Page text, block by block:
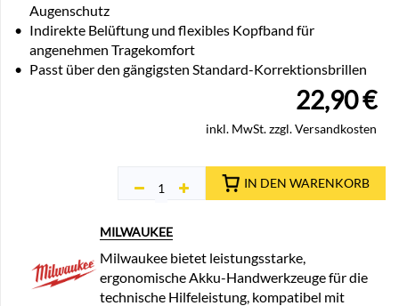
Augenschutz
• Indirekte Belüftung und flexibles Kopfband für
angenehmen Tragekomfort
• Passt über den gängigsten Standard-Korrektionsbrillen
22,90€
inkl. MwSt. zzgl. Versandkosten
IN DEN WARENKORB
MILWAUKEE
Milwaukee bietet leistungsstarke,
ergonomische Akku-Handwerkzeuge für die
technische Hilfeleistung, kompatibel mit